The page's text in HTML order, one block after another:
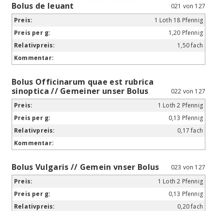
Bolus de leuant
021 von 127
1 Loth 18 Pfennig
1,20 Pfennig
1,50 fach
Bolus Officinarum quae est rubrica
sinoptica // Gemeiner unser Bolus
022 von 127
1 Loth 2 Pfennig
0,13 Pfennig
0,17 fach
Bolus Vulgaris // Gemein vnser Bolus
023 von 127
1 Loth 2 Pfennig
0,13 Pfennig
0,20 fach